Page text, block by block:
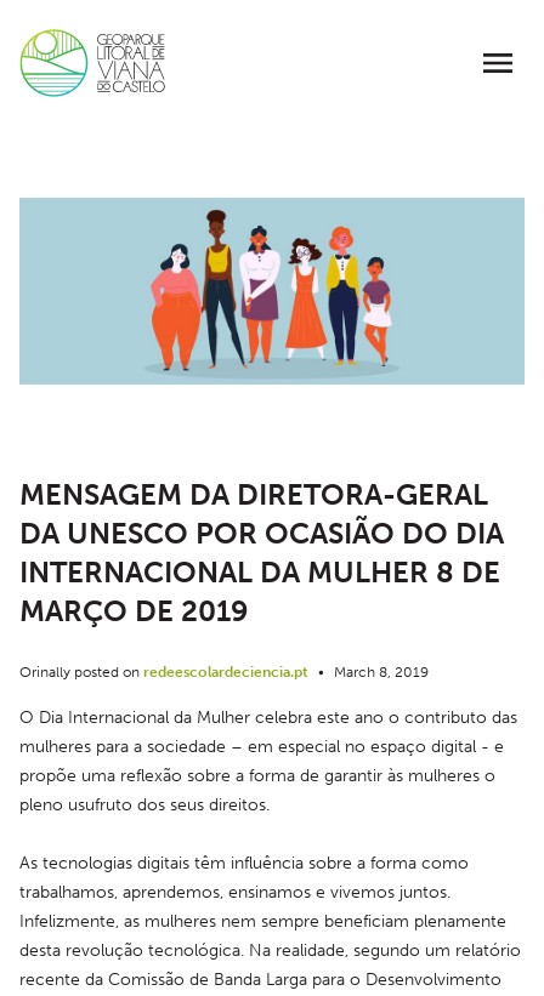
MENSAGEM DA DIRETORA-GERAL
DA UNESCO POR OCASIÃO DO DIA
INTERNACIONAL DA MULHER 8 DE
MARÇO DE 2019
Orinally posted on redeescolardeciencia.pt • March 8, 2019
O Dia Internacional da Mulher celebra este ano o contributo das
mulheres para a sociedade – em especial no espaço digital - e
propõe uma reflexão sobre a forma de garantir às mulheres o
pleno usufruto dos seus direitos.
As tecnologias digitais têm influência sobre a forma como
trabalhamos, aprendemos, ensinamos e vivemos juntos.
Infelizmente, as mulheres nem sempre beneficiam plenamente
desta revolução tecnológica. Na realidade, segundo um relatório
recente da Comissão de Banda Larga para o Desenvolvimento